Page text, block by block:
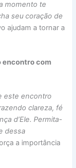
momento te
seu coração de
ajudam a tornar a
encontro com
este encontro
clareza, fé
d’Ele. Permita-
dessa
a importância